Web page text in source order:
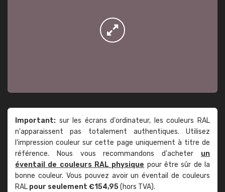
Important: sur les écrans d'ordinateur, les couleurs RAL
n'apparaissent pas totalement authentiques. Utilisez
l'impression couleur sur cette page uniquement à titre de
référence. Nous vous recommandons d'acheter un
éventail de couleurs RAL physique pour être sûr de la
bonne couleur. Vous pouvez avoir un éventail de couleurs
RAL pour seulement €154,95(hors TVA).